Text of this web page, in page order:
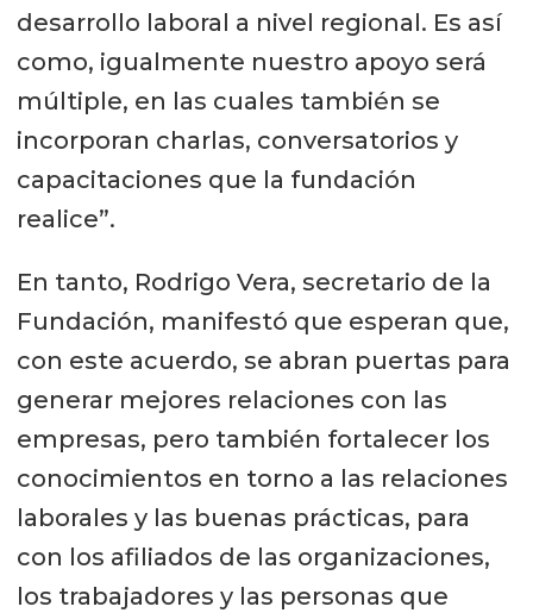
desarrollo laboral a nivel regional. Es así
como, igualmente nuestro apoyo será
múltiple, en las cuales también se
incorporan charlas, conversatorios y
capacitaciones que la fundación
realice”.
En tanto, Rodrigo Vera, secretario de la
Fundación, manifestó que esperan que,
con este acuerdo, se abran puertas para
generar mejores relaciones con las
empresas, pero también fortalecer los
conocimientos en torno a las relaciones
laborales y las buenas prácticas, para
con los afiliados de las organizaciones,
los trabajadores y las personas que